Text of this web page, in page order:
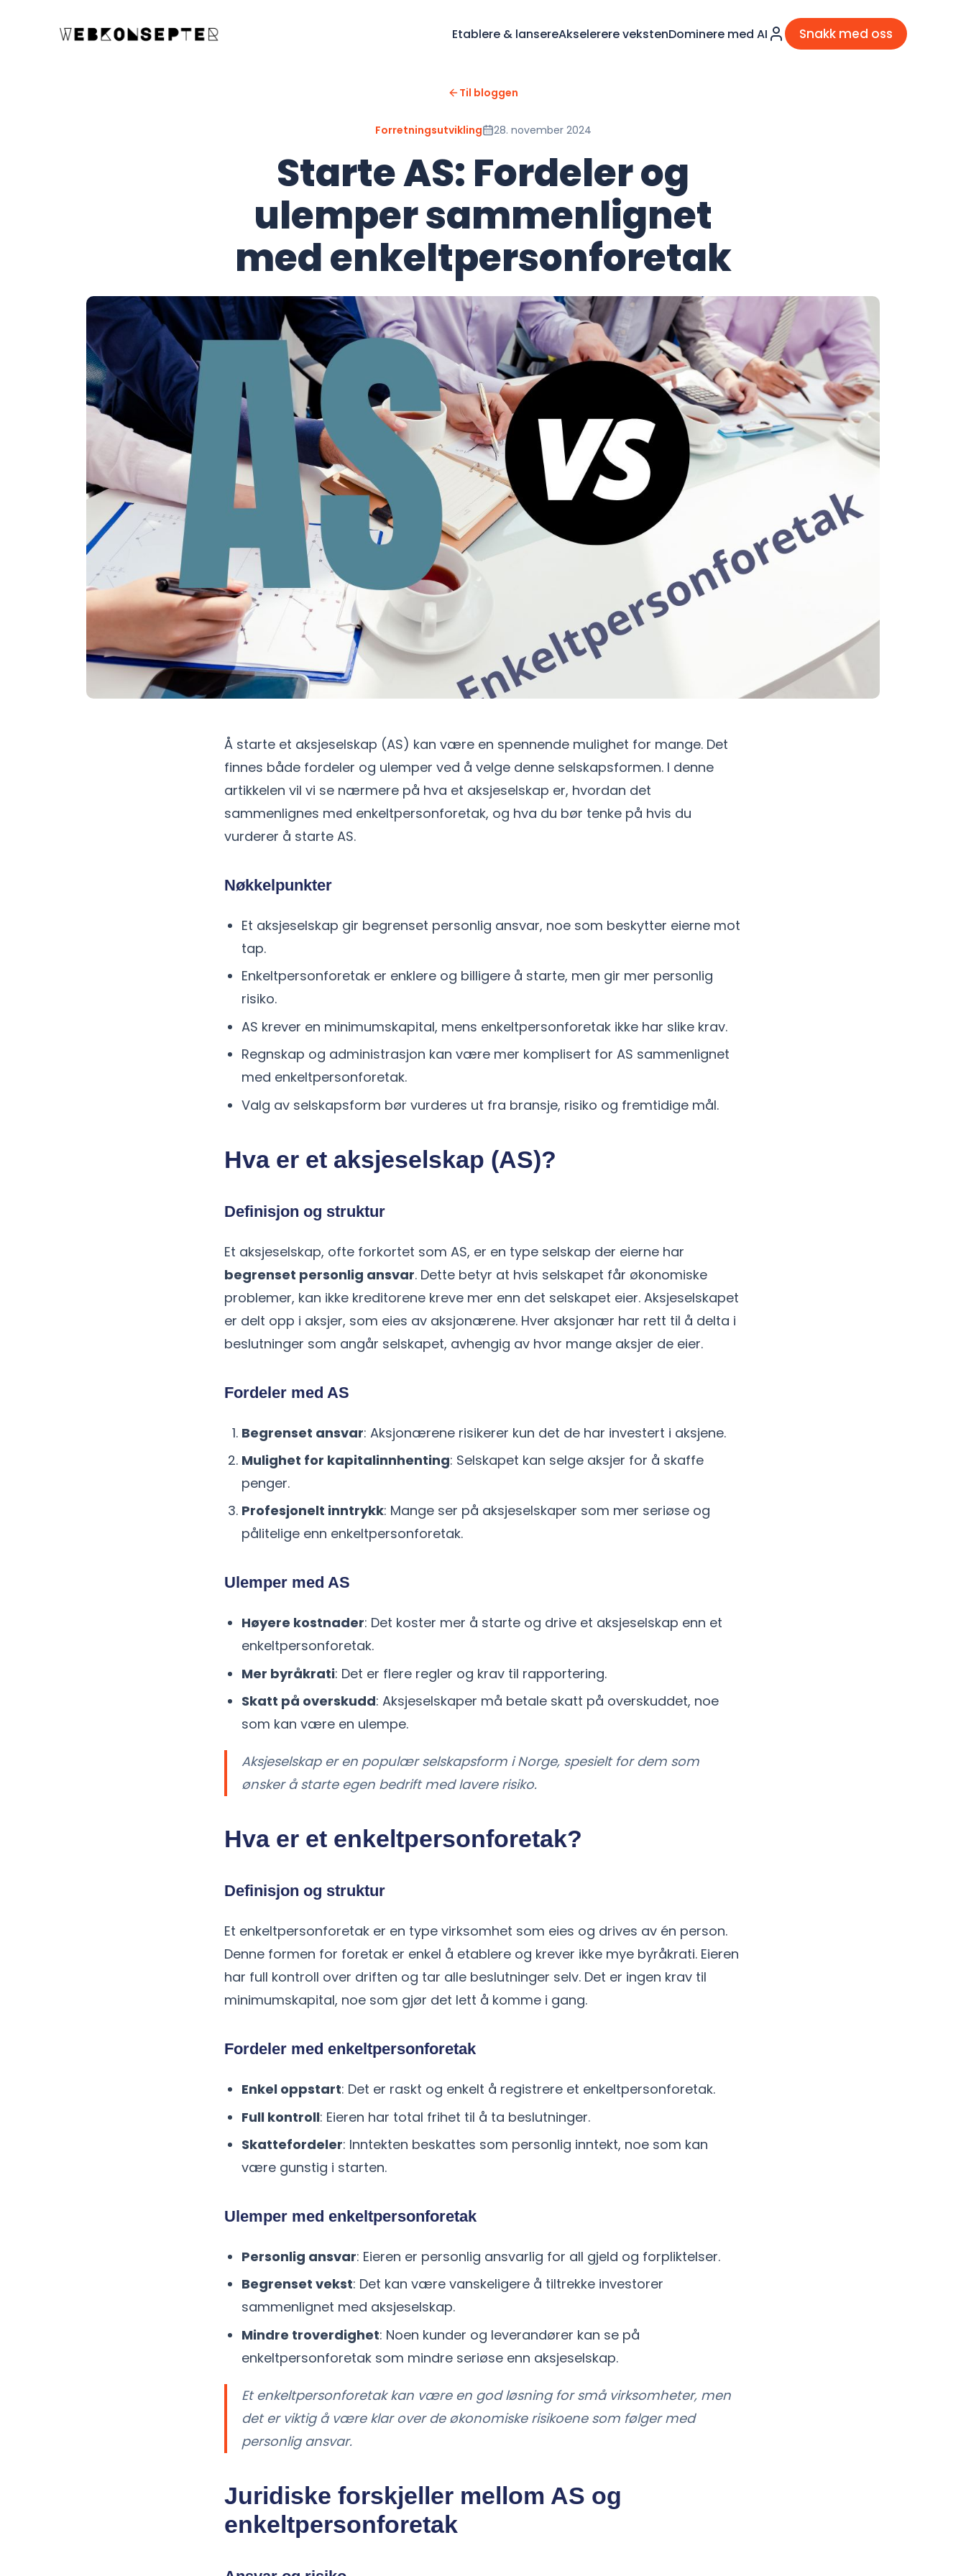
Etablere & lansereAkselerere vekstenDominere med AI Snakk med oss
Til bloggen
Forretningsutvikling 28. november 2024
Starte AS: Fordeler og
ulemper sammenlignet
med enkeltpersonforetak
Å starte et aksjeselskap (AS) kan være en spennende mulighet for mange. Det
finnes både fordeler og ulemper ved å velge denne selskapsformen. I denne
artikkelen vil vi se nærmere på hva et aksjeselskap er, hvordan det
sammenlignes med enkeltpersonforetak, og hva du bør tenke på hvis du
vurderer å starte AS.
Nøkkelpunkter
Et aksjeselskap gir begrenset personlig ansvar, noe som beskytter eierne mot
tap.
Enkeltpersonforetak er enklere og billigere å starte, men gir mer personlig
risiko.
AS krever en minimumskapital, mens enkeltpersonforetak ikke har slike krav.
Regnskap og administrasjon kan være mer komplisert for AS sammenlignet
med enkeltpersonforetak.
Valg av selskapsform bør vurderes ut fra bransje, risiko og fremtidige mål.
Hva er et aksjeselskap (AS)?
Definisjon og struktur
Et aksjeselskap, ofte forkortet som AS, er en type selskap der eierne har
begrenset personlig ansvar. Dette betyr at hvis selskapet får økonomiske
problemer, kan ikke kreditorene kreve mer enn det selskapet eier. Aksjeselskapet
er delt opp i aksjer, som eies av aksjonærene. Hver aksjonær har rett til å delta i
beslutninger som angår selskapet, avhengig av hvor mange aksjer de eier.
Fordeler med AS
Begrenset ansvar: Aksjonærene risikerer kun det de har investert i aksjene.
Mulighet for kapitalinnhenting: Selskapet kan selge aksjer for å skaffe
penger.
Profesjonelt inntrykk: Mange ser på aksjeselskaper som mer seriøse og
pålitelige enn enkeltpersonforetak.
Ulemper med AS
Høyere kostnader: Det koster mer å starte og drive et aksjeselskap enn et
enkeltpersonforetak.
Mer byråkrati: Det er flere regler og krav til rapportering.
Skatt på overskudd: Aksjeselskaper må betale skatt på overskuddet, noe
som kan være en ulempe.
Aksjeselskap er en populær selskapsform i Norge, spesielt for dem som
ønsker å starte egen bedrift med lavere risiko.
Hva er et enkeltpersonforetak?
Definisjon og struktur
Et enkeltpersonforetak er en type virksomhet som eies og drives av én person.
Denne formen for foretak er enkel å etablere og krever ikke mye byråkrati. Eieren
har full kontroll over driften og tar alle beslutninger selv. Det er ingen krav til
minimumskapital, noe som gjør det lett å komme i gang.
Fordeler med enkeltpersonforetak
Enkel oppstart: Det er raskt og enkelt å registrere et enkeltpersonforetak.
Full kontroll: Eieren har total frihet til å ta beslutninger.
Skattefordeler: Inntekten beskattes som personlig inntekt, noe som kan
være gunstig i starten.
Ulemper med enkeltpersonforetak
Personlig ansvar: Eieren er personlig ansvarlig for all gjeld og forpliktelser.
Begrenset vekst: Det kan være vanskeligere å tiltrekke investorer
sammenlignet med aksjeselskap.
Mindre troverdighet: Noen kunder og leverandører kan se på
enkeltpersonforetak som mindre seriøse enn aksjeselskap.
Et enkeltpersonforetak kan være en god løsning for små virksomheter, men
det er viktig å være klar over de økonomiske risikoene som følger med
personlig ansvar.
Juridiske forskjeller mellom AS og
enkeltpersonforetak